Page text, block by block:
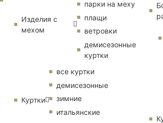
Изделия с
мехом
парки на меху
плащи
ветровки
демисезонные
куртки
Куртки
все куртки
демисезонные
зимние
итальянские